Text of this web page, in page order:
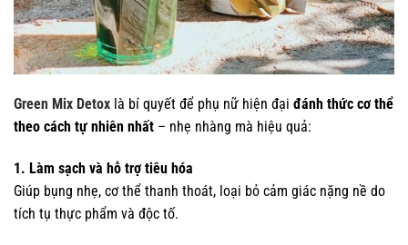
Green Mix Detox là bí quyết để phụ nữ hiện đại đánh thức cơ thể
theo cách tự nhiên nhất – nhẹ nhàng mà hiệu quả:
1. Làm sạch và hỗ trợ tiêu hóa
Giúp bụng nhẹ, cơ thể thanh thoát, loại bỏ cảm giác nặng nề do
tích tụ thực phẩm và độc tố.